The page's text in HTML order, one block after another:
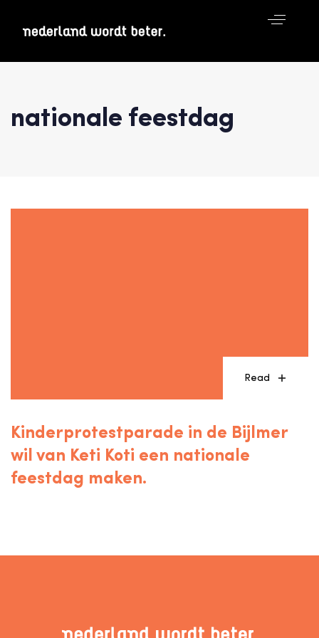
nationale feestdag
Read
Kinderprotestparade in de Bijlmer
wil van Keti Koti een nationale
feestdag maken.